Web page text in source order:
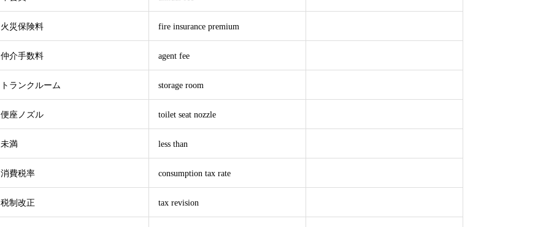
火災保険料 fire insurance premium
仲介手数料 agent fee
トランクルーム storage room
便座ノズル toilet seat nozzle
未満 less than
消費税率 consumption tax rate
税制改正 tax revision